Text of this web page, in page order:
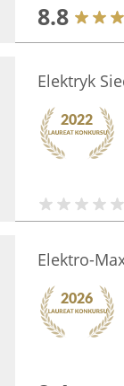
8.8
Elektryk
Elektro-